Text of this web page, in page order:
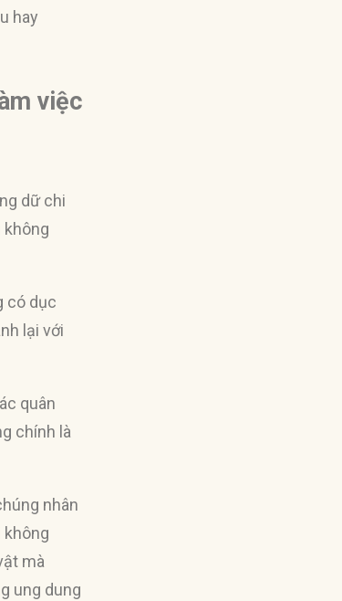
hay
việc
dữ chi
không
có dục
lại với
quân
chính là
nhân
không
mà
ung dung